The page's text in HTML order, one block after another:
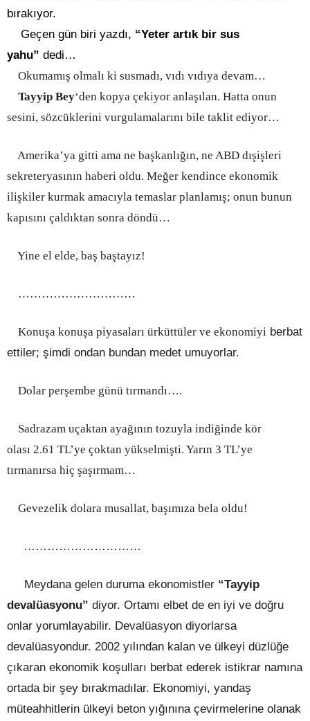
bırakıyor.
Geçen gün biri yazdı, “Yeter artık bir sus
yahu” dedi…
Okumamış olmalı ki susmadı, vıdı vıdıya devam…
Tayyip Bey‘den kopya çekiyor anlaşılan. Hatta onun
sesini, sözcüklerini vurgulamalarını bile taklit ediyor…
Amerika’ya gitti ama ne başkanlığın, ne ABD dışişleri
sekreteryasının haberi oldu. Meğer kendince ekonomik
ilişkiler kurmak amacıyla temaslar planlamış; onun bunun
kapısını çaldıktan sonra döndü…
Yine el elde, baş baştayız!
…………………………
Konuşa konuşa piyasaları ürküttüler ve ekonomiyi berbat
ettiler; şimdi ondan bundan medet umuyorlar.
Dolar perşembe günü tırmandı….
Sadrazam uçaktan ayağının tozuyla indiğinde kör
olası 2.61 TL’ye çoktan yükselmişti. Yarın 3 TL’ye
tırmanırsa hiç şaşırmam…
Gevezelik dolara musallat, başımıza bela oldu!
…………………………
Meydana gelen duruma ekonomistler “Tayyip
devalüasyonu” diyor. Ortamı elbet de en iyi ve doğru
onlar yorumlayabilir. Devalüasyon diyorlarsa
devalüasyondur. 2002 yılından kalan ve ülkeyi düzlüğe
çıkaran ekonomik koşulları berbat ederek istikrar namına
ortada bir şey bırakmadılar. Ekonomiyi, yandaş
müteahhitlerin ülkeyi beton yığınına çevirmelerine olanak